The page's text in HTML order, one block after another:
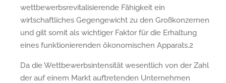
wettbewerbsrevitalisierende Fähigkeit ein
wirtschaftliches Gegengewicht zu den Großkonzernen
und gilt somit als wichtiger Faktor für die Erhaltung
eines funktionierenden ökonomischen Apparats.2
Da die Wettbewerbsintensität wesentlich von der Zahl
der auf einem Markt auftretenden Unternehmen